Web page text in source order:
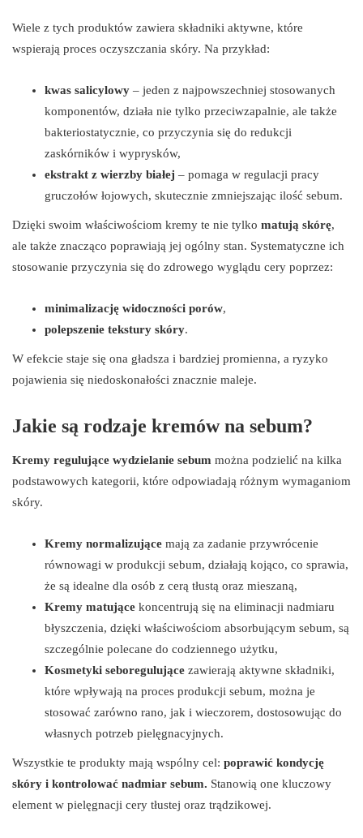
Wiele z tych produktów zawiera składniki aktywne, które
wspierają proces oczyszczania skóry. Na przykład:
kwas salicylowy – jeden z najpowszechniej stosowanych
komponentów, działa nie tylko przeciwzapalnie, ale także
bakteriostatycznie, co przyczynia się do redukcji
zaskórników i wyprysków,
ekstrakt z wierzby białej – pomaga w regulacji pracy
gruczołów łojowych, skutecznie zmniejszając ilość sebum.
Dzięki swoim właściwościom kremy te nie tylko matują skórę,
ale także znacząco poprawiają jej ogólny stan. Systematyczne ich
stosowanie przyczynia się do zdrowego wyglądu cery poprzez:
minimalizację widoczności porów,
polepszenie tekstury skóry.
W efekcie staje się ona gładsza i bardziej promienna, a ryzyko
pojawienia się niedoskonałości znacznie maleje.
Jakie są rodzaje kremów na sebum?
Kremy regulujące wydzielanie sebum można podzielić na kilka
podstawowych kategorii, które odpowiadają różnym wymaganiom
skóry.
Kremy normalizujące mają za zadanie przywrócenie
równowagi w produkcji sebum, działają kojąco, co sprawia,
że są idealne dla osób z cerą tłustą oraz mieszaną,
Kremy matujące koncentrują się na eliminacji nadmiaru
błyszczenia, dzięki właściwościom absorbującym sebum, są
szczególnie polecane do codziennego użytku,
Kosmetyki seboregulujące zawierają aktywne składniki,
które wpływają na proces produkcji sebum, można je
stosować zarówno rano, jak i wieczorem, dostosowując do
własnych potrzeb pielęgnacyjnych.
Wszystkie te produkty mają wspólny cel: poprawić kondycję
skóry i kontrolować nadmiar sebum. Stanowią one kluczowy
element w pielęgnacji cery tłustej oraz trądzikowej.